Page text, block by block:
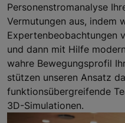
Personenstromanalyse
Vermutungen aus, indem
Expertenbeobachtungen
und dann mit Hilfe
wahre Bewegungsprofil
stützen unseren Ansatz
funktionsübergreifende
3D-Simulationen.